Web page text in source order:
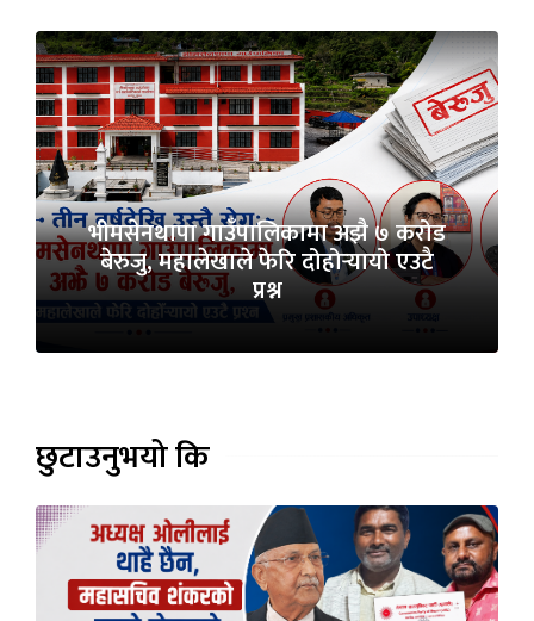
भीमसेनथापा गाउँपालिकामा अझै ७ करोड
बेरुजु, महालेखाले फेरि दोहोर्‍यायो एउटै
प्रश्न
छुटाउनुभयो कि